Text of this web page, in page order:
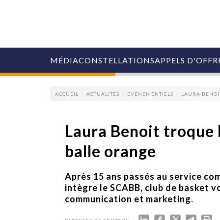
MÉDIA
COLLECTIVITÉS
AGENCES
RETAIL
MÉDIAS
MANAGEMENT
CONSTELLATIONSAPPELS
ACCUEIL ACTUALITÉS ÉVÉNEMENTIELS LAURA
Laura Benoit troque
balle orange
Après 15 ans passés au service
intègre le SCABB, club de basket
communication et marketing.